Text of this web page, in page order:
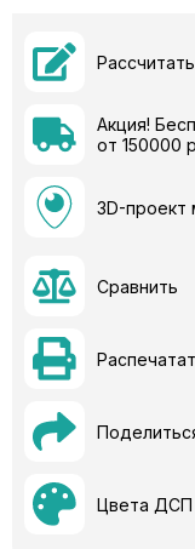
Акция!
от 150000
3D-проект
Сравнить
Цвета ДСП